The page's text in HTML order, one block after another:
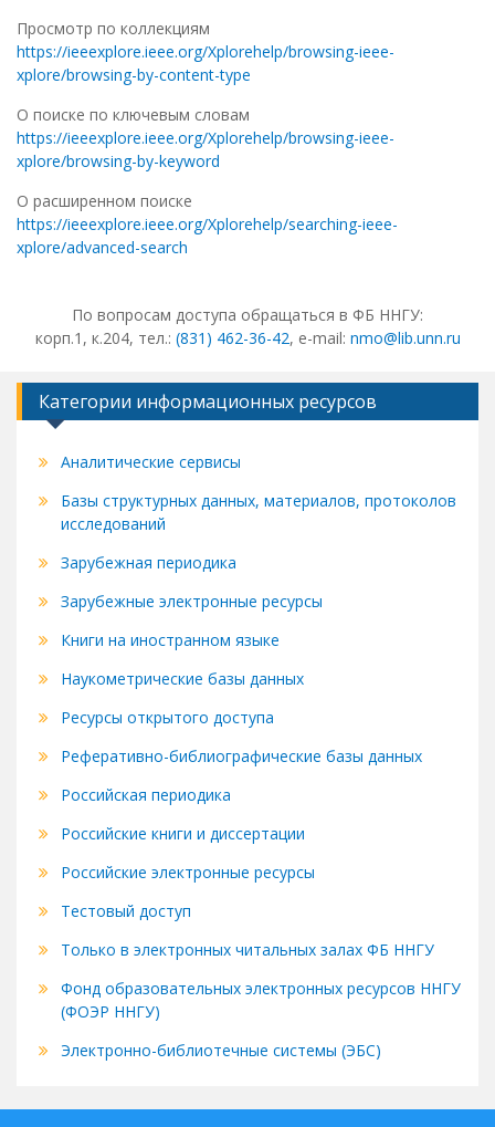
Просмотр по коллекциям
https://ieeexplore.ieee.org/Xplorehelp/browsing-ieee-
xplore/browsing-by-content-type
О поиске по ключевым словам
https://ieeexplore.ieee.org/Xplorehelp/browsing-ieee-
xplore/browsing-by-keyword
О расширенном поиске
https://ieeexplore.ieee.org/Xplorehelp/searching-ieee-
xplore/advanced-search
По вопросам доступа обращаться в ФБ ННГУ:
корп.1, к.204, тел.: (831) 462-36-42, e-mail: nmo@lib.unn.ru
Категории информационных ресурсов
Аналитические сервисы
Базы структурных данных, материалов, протоколов
исследований
Зарубежная периодика
Зарубежные электронные ресурсы
Книги на иностранном языке
Наукометрические базы данных
Ресурсы открытого доступа
Реферативно-библиографические базы данных
Российская периодика
Российские книги и диссертации
Российские электронные ресурсы
Тестовый доступ
Только в электронных читальных залах ФБ ННГУ
Фонд образовательных электронных ресурсов ННГУ
(ФОЭР ННГУ)
Электронно-библиотечные системы (ЭБС)